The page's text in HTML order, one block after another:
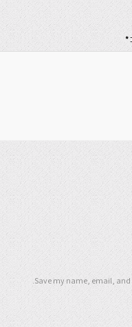
*
Save my name, email,